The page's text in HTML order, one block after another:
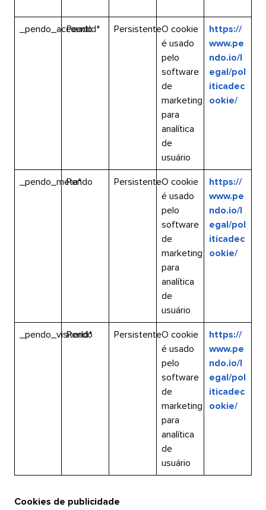
_pendo_accountId*​​
Pendo​​ Persistente​​ O cookie
é usado
pelo
software
de
marketing
para
analítica
de
usuário​​
https://
www.pe
ndo.io/l
egal/pol
iticadec
ookie/​​
_pendo_meta*​​
Pendo​​ Persistente​​ O cookie
é usado
pelo
software
de
marketing
para
analítica
de
usuário​​
https://
www.pe
ndo.io/l
egal/pol
iticadec
ookie/​​
_pendo_visitorId*​​
Pendo​​ Persistente​​ O cookie
é usado
pelo
software
de
marketing
para
analítica
de
usuário​​
https://
www.pe
ndo.io/l
egal/pol
iticadec
ookie/​​
Cookies de publicidade​​